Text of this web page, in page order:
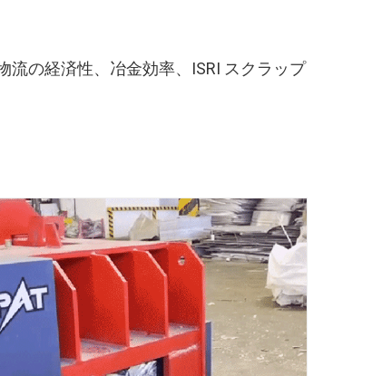
の経済性、冶金効率、ISRI スクラップ